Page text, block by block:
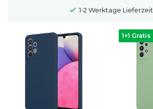
1-2 Werktage Lieferzeit
1+1 Gratis